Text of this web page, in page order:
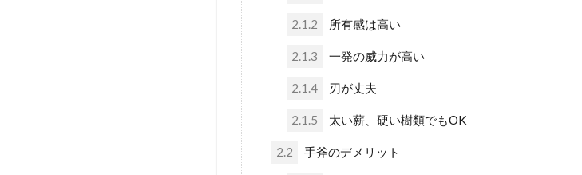
2.1.2 所有感は高い
2.1.3 一発の威力が高い
2.1.4 刃が丈夫
2.1.5 太い薪、硬い樹類でもOK
2.2 手斧のデメリット